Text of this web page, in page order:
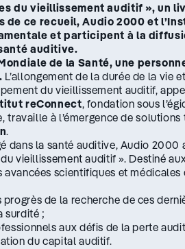
du vieillissement auditif », un
de ce recueil, Audio 2000 et
et participent à la
auditive.
de la Santé, une
L’allongement de la durée de la vie
du vieillissement auditif,
reConnect, fondation sous
travaille à l’émergence de
.
dans la santé auditive, Audio
vieillissement auditif ». Destiné
scientifiques et médicales
de la recherche de ces
surdité ;
aux défis de la perte
du capital auditif.